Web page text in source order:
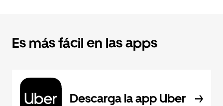
Es más fácil en las apps
Descarga la app Uber